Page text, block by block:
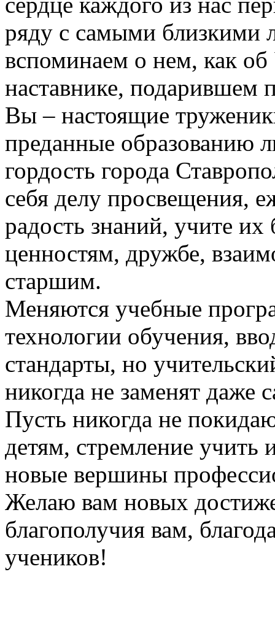
ряду с самыми близкими
вспоминаем о нем, как
наставнике, подарившем
Вы – настоящие
преданные образованию
гордость города
себя делу просвещения,
радость знаний, учите
ценностям, дружбе,
старшим.
Меняются учебные
технологии обучения,
стандарты, но
никогда не заменят даже
Пусть никогда не
детям, стремление учить
новые вершины
Желаю вам новых
благополучия вам,
учеников!